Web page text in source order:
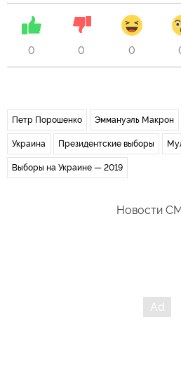
0 0 0
Петр Порошенко Эммануэль Макрон
Украина Президентские выборы
Выборы на Украине — 2019
Новости